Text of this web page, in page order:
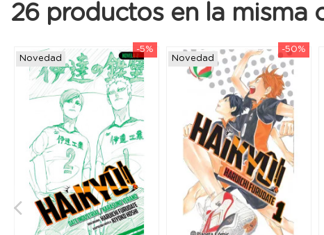
26 productos en la misma
-5%
Novedad
-50%
Novedad